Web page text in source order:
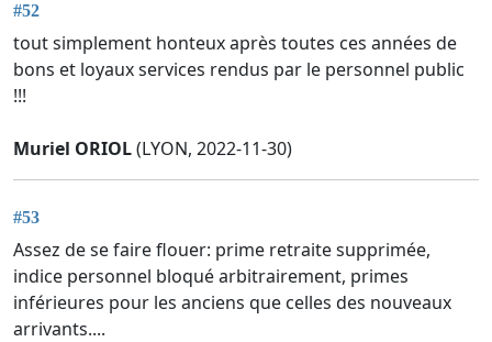
#52
tout simplement honteux après toutes ces années de
bons et loyaux services rendus par le personnel public
!!!
Muriel ORIOL(LYON, 2022-11-30)
#53
Assez de se faire flouer: prime retraite supprimée,
indice personnel bloqué arbitrairement, primes
inférieures pour les anciens que celles des nouveaux
arrivants....